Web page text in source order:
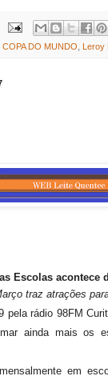
COPA DO MUNDO Leroy
Escolas acontece
traz atrações
pela rádio 98FM
ainda mais os
em